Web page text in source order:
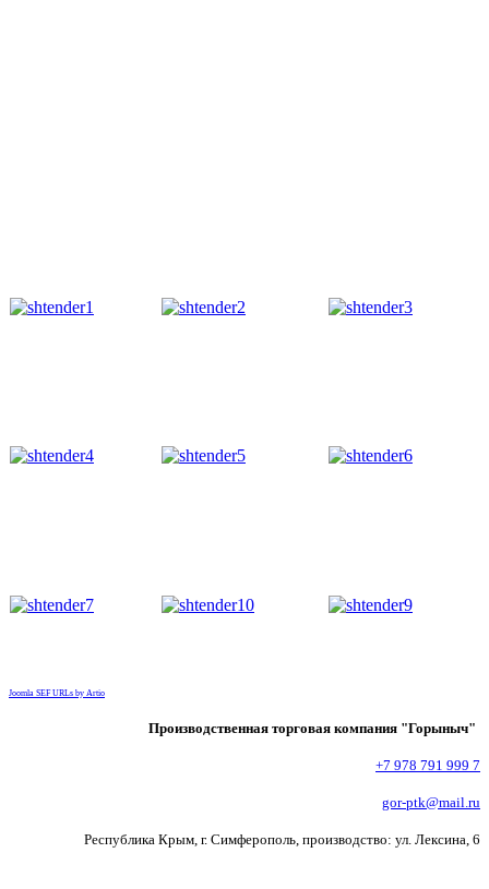
Joomla SEF URLs by Artio
Производственная торговая компания "Горыныч"
+7 978 791 999 7
gor-ptk@mail.ru
Республика Крым, г. Симферополь, производство: ул. Лексина, 6